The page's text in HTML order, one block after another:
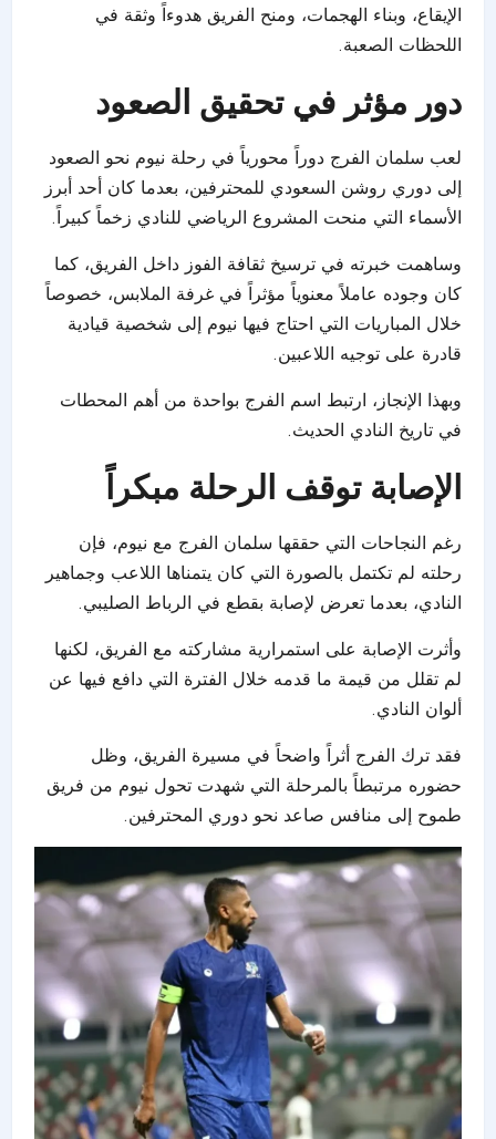
الإيقاع، وبناء الهجمات، ومنح الفريق هدوءاً وثقة في
اللحظات الصعبة.
دور مؤثر في تحقيق الصعود
لعب سلمان الفرج دوراً محورياً في رحلة نيوم نحو الصعود
إلى دوري روشن السعودي للمحترفين، بعدما كان أحد أبرز
الأسماء التي منحت المشروع الرياضي للنادي زخماً كبيراً.
وساهمت خبرته في ترسيخ ثقافة الفوز داخل الفريق، كما
كان وجوده عاملاً معنوياً مؤثراً في غرفة الملابس، خصوصاً
خلال المباريات التي احتاج فيها نيوم إلى شخصية قيادية
قادرة على توجيه اللاعبين.
وبهذا الإنجاز، ارتبط اسم الفرج بواحدة من أهم المحطات
في تاريخ النادي الحديث.
الإصابة توقف الرحلة مبكراً
رغم النجاحات التي حققها سلمان الفرج مع نيوم، فإن
رحلته لم تكتمل بالصورة التي كان يتمناها اللاعب وجماهير
النادي، بعدما تعرض لإصابة بقطع في الرباط الصليبي.
وأثرت الإصابة على استمرارية مشاركته مع الفريق، لكنها
لم تقلل من قيمة ما قدمه خلال الفترة التي دافع فيها عن
ألوان النادي.
فقد ترك الفرج أثراً واضحاً في مسيرة الفريق، وظل
حضوره مرتبطاً بالمرحلة التي شهدت تحول نيوم من فريق
طموح إلى منافس صاعد نحو دوري المحترفين.